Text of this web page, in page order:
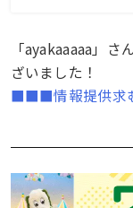
「ayakaaaaa」
ざいました！
■■■情報提供